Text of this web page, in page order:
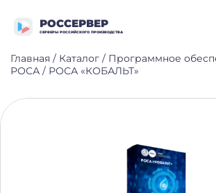
РОССЕРВЕР
СЕРВЕРЫ РОССИЙСКОГО ПРОИЗВОДСТВА
Главная / Каталог / Программное
РОСА / РОСА «КОБАЛЬТ»